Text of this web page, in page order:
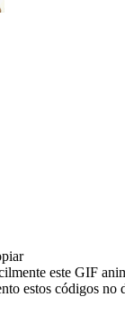
este GIF
estos códigos no